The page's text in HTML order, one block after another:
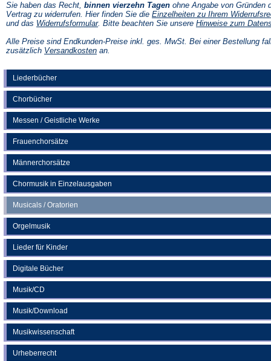
Liederbücher
Chorbücher
Messen / Geistliche Werke
Frauenchorsätze
Männerchorsätze
Chormusik in Einzelausgaben
Musicals / Oratorien
Orgelmusik
Lieder für Kinder
Digitale Bücher
Musik/CD
Musik/Download
Musikwissenschaft
Urheberrecht
Sie haben das Recht, binnen vierzehn Tagen ohne Angabe von Gründen
Vertrag zu widerrufen. Hier finden Sie die Einzelheiten zu Ihrem
und das Widerrufsformular(Öffnet
einem
neuen
. Bitte beachten Sie unsere Hinweise zum
Alle Preise sind Endkunden-Preise inkl. ges. MwSt. Bei einer Bestellung
zusätzlich Versandkosten(Öffnet
an.